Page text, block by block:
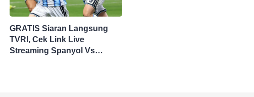
GRATIS Siaran Langsung
TVRI, Cek Link Live
Streaming Spanyol Vs